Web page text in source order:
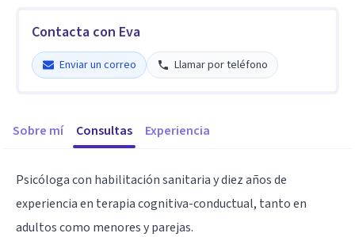
Contacta con Eva
Enviar un correo Llamar por teléfono
Sobre mí Consultas Experiencia
Psicóloga con habilitación sanitaria y diez años de
experiencia en terapia cognitiva-conductual, tanto en
adultos como menores y parejas.